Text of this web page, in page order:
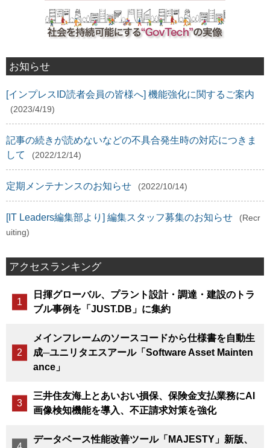
お知らせ
[インプレスID読者会員の皆様へ] 機能強化に関するご案内
(2023/4/19)
記事の続きが読めないなどの不具合発生時の対応につきま
して
(2022/12/14)
定期メンテナンスのお知らせ (2022/10/14)
[IT Leaders編集部より] 編集スタッフ募集のお知らせ
(Recr
uiting)
アクセスランキング
日揮グローバル、プラント設計・調達・建設のトラ
ブル事例を「JUST.DB」に集約
メインフレームのソースコードから仕様書を自動生
成─ユニリタエスアール「Software Asset Mainten
ance」
三井住友海上とあいおい損保、保険金支払業務にAI
画像検知機能を導入、不正請求対策を強化
データベース性能改善ツール「MAJESTY」新版、